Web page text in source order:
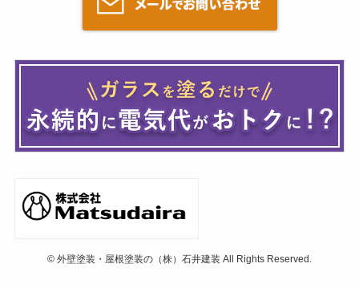
© 外壁塗装・屋根塗装の（株）石井建装 All Rights Reserved.